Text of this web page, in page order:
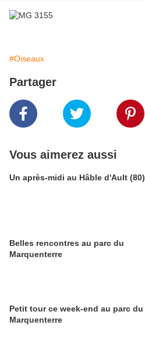
#Oiseaux
Partager
Vous aimerez aussi
Un après-midi au Hâble d'Ault (80)
Belles rencontres au parc du
Marquenterre
Petit tour ce week-end au parc du
Marquenterre